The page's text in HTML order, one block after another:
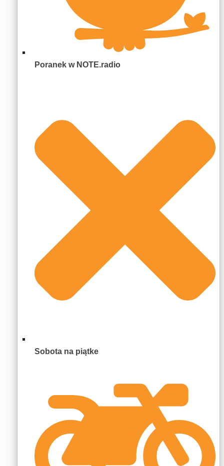
Poranek w NOTE.radio
Sobota na piątke